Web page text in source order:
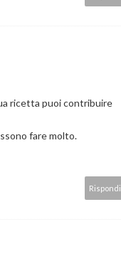
ricetta puoi contribuire
fare molto.
Rispondi